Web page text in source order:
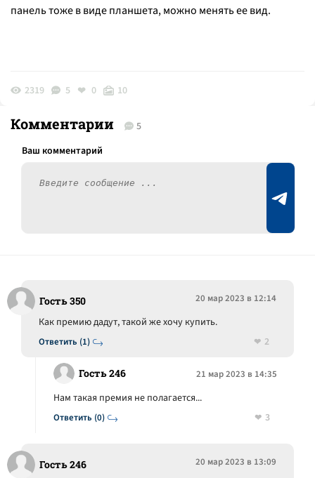
панель тоже в виде планшета, можно менять ее вид.
2319 5 0 10
Комментарии 5
Гость 350 20 мар 2023 в 12:14
Ответить (1)
Как премию дадут, такой же хочу купить.
2
Гость 246 21 мар 2023 в 14:35
Ответить (0)
Нам такая премия не полагается...
3
Гость 246 20 мар 2023 в 13:09